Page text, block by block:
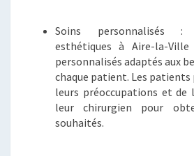
Soins personnalisés :
esthétiques à Aire-la-
personnalisés adaptés aux
chaque patient. Les patients
leurs préoccupations et de
leur chirurgien pour
souhaités.